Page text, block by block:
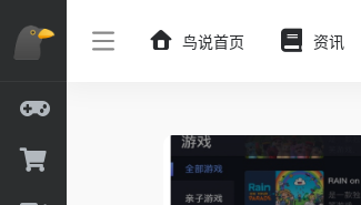
鸟说首页 资讯